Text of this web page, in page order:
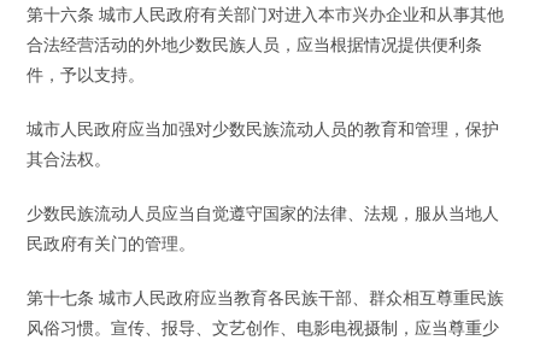
第十六条 城市人民政府有关部门对进入本市兴办企业和从事其他
合法经营活动的外地少数民族人员，应当根据情况提供便利条
件，予以支持。
城市人民政府应当加强对少数民族流动人员的教育和管理，保护
其合法权。
少数民族流动人员应当自觉遵守国家的法律、法规，服从当地人
民政府有关门的管理。
第十七条 城市人民政府应当教育各民族干部、群众相互尊重民族
风俗习惯。宣传、报导、文艺创作、电影电视摄制，应当尊重少